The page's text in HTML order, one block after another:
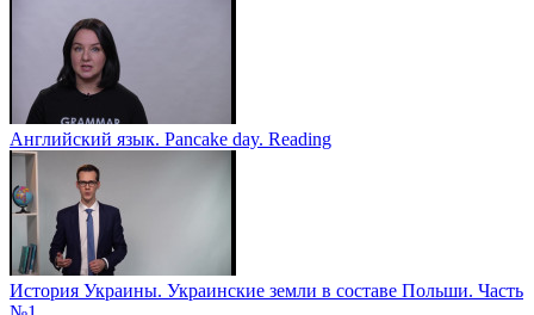
Английский язык. Pancake day. Reading
История Украины. Украинские земли в составе Польши. Часть